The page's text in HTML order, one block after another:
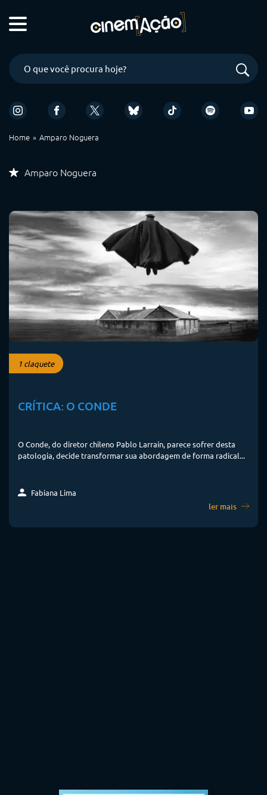
Home Amparo Noguera
Amparo Noguera
1 claquete
CRÍTICA: O CONDE
O Conde, do diretor chileno Pablo Larraín, parece sofrer desta
patologia, decide transformar sua abordagem de forma radical...
Fabiana Lima
ler mais